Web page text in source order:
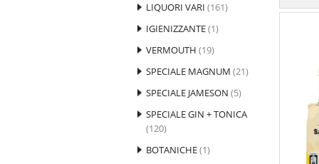
LIQUORI VARI (161)
IGIENIZZANTE(1)
VERMOUTH (19)
SPECIALE MAGNUM (21)
SPECIALE JAMESON (5)
SPECIALE GIN + TONICA
(120)
BOTANICHE(1)